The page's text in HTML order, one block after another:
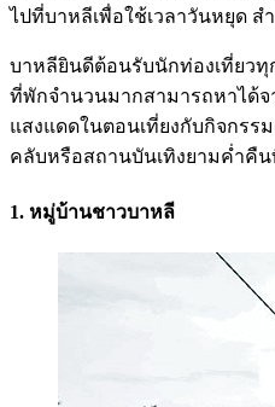
ไปที่บาหลีเพื่อใช้เวลาวันหยุด
บาหลียินดีต้อนรับนักท่องเที่ยว
ที่พักจำนวนมากสามารถหาได้จ
แสงแดดในตอนเที่ยงกับกิจกรร
คลับหรือสถานบันเทิงยามค่ำคื
1. หมู่บ้านชาวบาหลี